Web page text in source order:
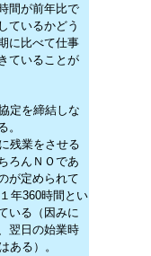
間が前年比で
ているかどう
に比べて仕事
ていることが
定を締結しな
。
残業をさせる
ろんＮＯであ
が定められて
年360時間とい
いる（因みに
翌日の始業時
ある）。